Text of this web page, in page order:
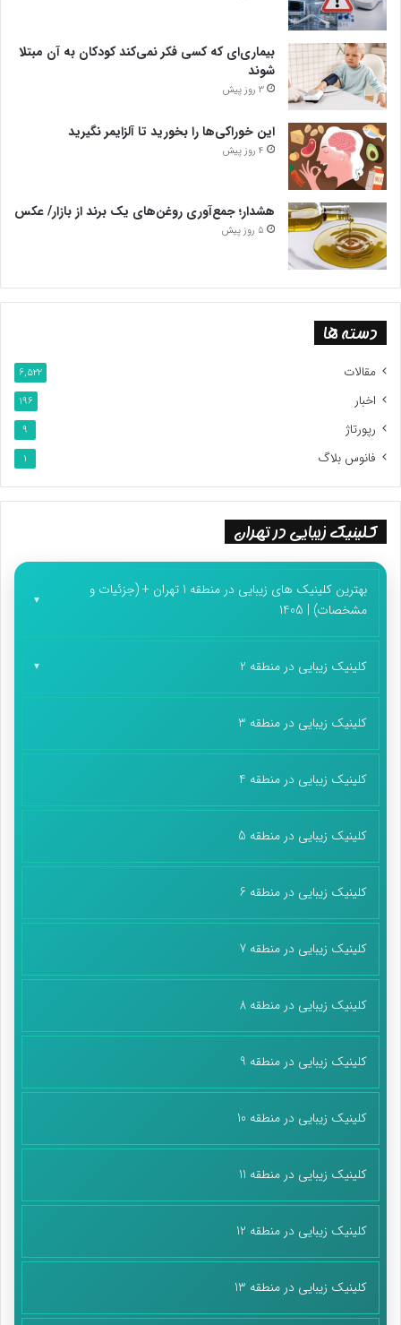
بیماری‌ای که کسی فکر نمی‌کند کودکان به آن مبتلا
شوند
3 روز پیش
این خوراکی‌ها را بخورید تا آلزایمر نگیرید
4 روز پیش
هشدار؛ جمع‌آوری روغن‌های یک برند از بازار/ عکس
5 روز پیش
دسته ها
مقالات 6,522
اخبار 196
رپورتاژ 9
فانوس بلاگ 1
کلینیک زیبایی در تهران
بهترین کلینیک های زیبایی در منطقه 1 تهران + (جزئیات و
مشخصات) | 1405
کلینیک زیبایی در منطقه 2
کلینیک زیبایی در منطقه 3
کلینیک زیبایی در منطقه 4
کلینیک زیبایی در منطقه 5
کلینیک زیبایی در منطقه 6
کلینیک زیبایی در منطقه 7
کلینیک زیبایی در منطقه 8
کلینیک زیبایی در منطقه 9
کلینیک زیبایی در منطقه 10
کلینیک زیبایی در منطقه 11
کلینیک زیبایی در منطقه 12
کلینیک زیبایی در منطقه 13